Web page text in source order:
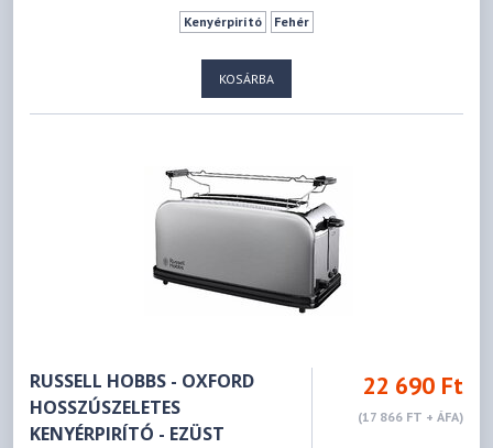
Kenyérpirító Fehér
KOSÁRBA
RUSSELL HOBBS - OXFORD
HOSSZÚSZELETES
KENYÉRPIRÍTÓ - EZÜST
22 690 Ft
(17 866 FT + ÁFA)